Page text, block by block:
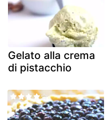
Gelato alla crema
di pistacchio